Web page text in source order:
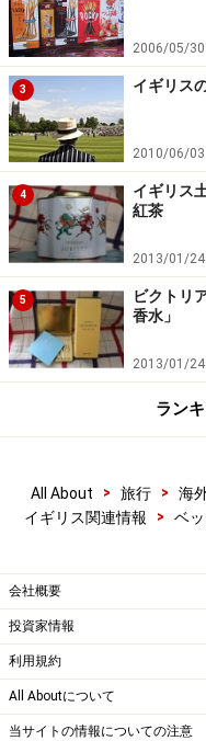
2006/05/30
3 イギリス
2010/06/03
4
イギリス
紅茶
2013/01/24
5
ビクトリ
香水」
2013/01/24
ラン
All About > 旅行 > 海
イギリス関連情報
> ベ
会社概要
投資家情報
利用規約
All Aboutについて
当サイトの情報についての注意